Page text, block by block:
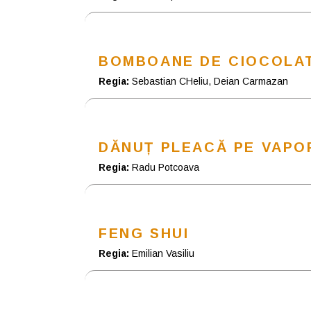
BOMBOANE DE
Regia: Sebastian CHeliu, Deian Carmazan
DĂNUȚ PLEACĂ PE
Regia: Radu Potcoava
FENG SHUI
Regia: Emilian Vasiliu